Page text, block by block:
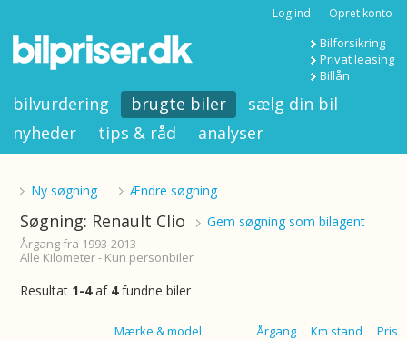
Log ind Opret konto
Bilforsikring
Privat leasing
Billån
bilvurdering brugte biler
sælg din bil
nyheder
tips & råd analyser
Ny søgning Ændre søgning
Søgning: Renault Clio Gem søgning som bilagent
Årgang fra 1993-2013 -
Alle Kilometer - Kun personbiler
Resultat 1-4af 4fundne biler
Mærke & model Årgang Km stand Pris